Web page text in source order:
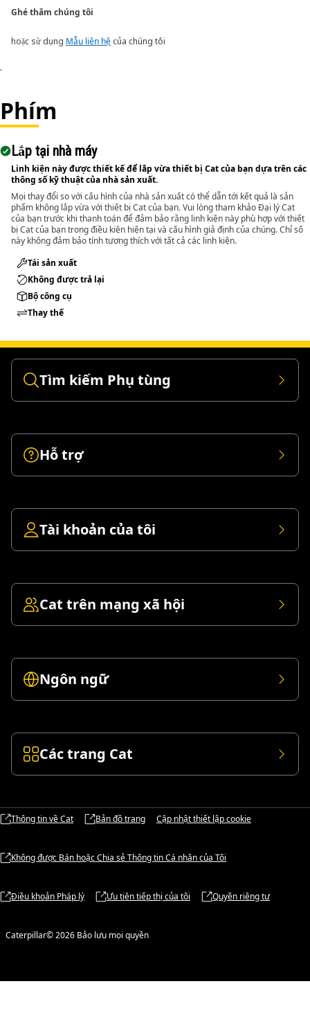
Ghé thăm chúng tôi
hoặc sử dụng Mẫu liên hệ của chúng tôi
.
Phím
Lắp tại nhà máy
Linh kiện này được thiết kế để lắp vừa thiết bị Cat của bạn dựa trên các
thông số kỹ thuật của nhà sản xuất.
Mọi thay đổi so với cấu hình của nhà sản xuất có thể dẫn tới kết quả là sản
phẩm không lắp vừa với thiết bị Cat của bạn. Vui lòng tham khảo Đại lý Cat
của bạn trước khi thanh toán để đảm bảo rằng linh kiện này phù hợp với thiết
bị Cat của bạn trong điều kiện hiện tại và cấu hình giả định của chúng. Chỉ số
này không đảm bảo tính tương thích với tất cả các linh kiện.
Tái sản xuất
Không được trả lại
Bộ công cụ
Thay thế
Tìm kiếm Phụ tùng
Hỗ trợ
Tài khoản của tôi
Cat trên mạng xã hội
Ngôn ngữ
Các trang Cat
Thông tin về Cat Bản đồ trang Cập nhật thiết lập cookie
Không được Bán hoặc Chia sẻ Thông tin Cá nhân của Tôi
Điều khoản Pháp lý Ưu tiên tiếp thị của tôi Quyền riêng tư
Caterpillar© 2026 Bảo lưu mọi quyền